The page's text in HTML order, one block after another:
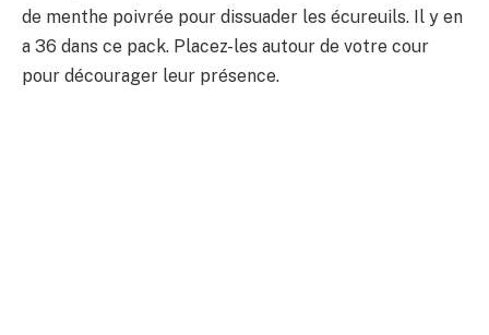
de menthe poivrée pour dissuader les écureuils. Il y en
a 36 dans ce pack. Placez-les autour de votre cour
pour décourager leur présence.